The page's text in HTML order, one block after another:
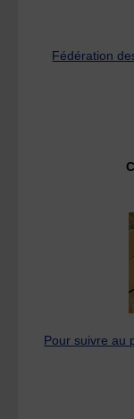
Fédération
Pour suivre au